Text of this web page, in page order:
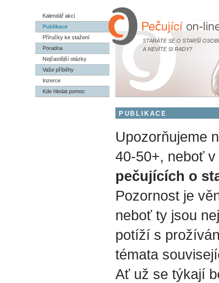
STARÁTE SE O STARŠÍ
A NEVÍTE SI RADY?
Kalendář akcí
Publikace
Příručky ke stažení
Poradna
Nejčastější otázky
Vaše příběhy
Inzerce
Kde hledat pomoc
PUBLIKACE
Upozorňujeme
40-50+, neboť
pečujících o
Pozornost je
neboť ty jsou
potíží s
témata
Ať už se týkají